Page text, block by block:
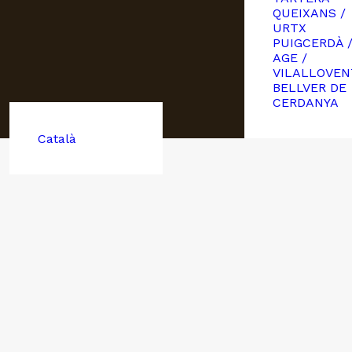
Català
QUEIXANS /
URTX
PUIGCERDÀ /
AGE /
BELLVER DE
CERDANYA